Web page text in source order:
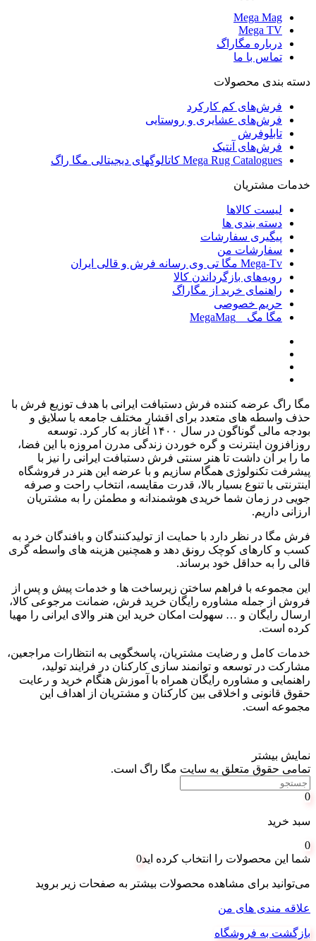
Mega Mag
Mega TV
درباره مگاراگ
تماس با ما
دسته بندی محصولات
فرش‌های کم کارکرد
فرش‌های عشایری و روستایی
تابلوفرش
فرش‌های آنتیک
Mega Rug Catalogues کاتالوگهای دیجیتالی مگا راگ
خدمات مشتریان
لیست کالاها
دسته بندی ها
پیگیری سفارشات
سفارشات من
Mega-Tv مگا تی وی رسانه فرش و قالی ایران
رویه‌های بازگرداندن کالا
راهنمای خرید از مگاراگ
حریم خصوصی
مگا مگ _ MegaMag
مگا راگ عرضه کننده فرش دستبافت ایرانی با هدف توزیع فرش با
حذف واسطه های متعدد برای اقشار مختلف جامعه با سلایق و
بودجه مالی گوناگون در سال
آغاز به کار کرد. توسعه
روزافزون اینترنت و گره خوردن زندگی مدرن امروزه با این فضا،
ما را بر آن داشت تا هنر سنتی فرش دستبافت ایرانی را نیز با
پیشرفت تکنولوژی همگام سازیم و با عرضه این هنر در فروشگاه
اینترنتی با تنوع بسیار بالا، قدرت مقایسه، انتخاب راحت و صرفه
جویی در زمان شما خریدی هوشمندانه و مطمئن را به مشتریان
ارزانی داریم.
فرش مگا در نظر دارد با حمایت از تولیدکنندگان و بافندگان خرد به
کسب و کارهای کوچک رونق دهد و همچنین هزینه های واسطه گری
قالی را به حداقل خود برساند.
این مجموعه با فراهم ساختن زیرساخت ها و خدمات پیش و پس از
فروش از جمله مشاوره رایگان خرید فرش، ضمانت مرجوعی کالا،
ارسال رایگان و … سهولت امکان خرید این هنر والای ایرانی را مهیا
کرده است.
خدمات کامل و رضایت مشتریان، پاسخگویی به انتظارات مراجعین،
مشارکت در توسعه و توانمند سازی کارکنان در فرایند تولید،
راهنمایی و مشاوره رایگان همراه با آموزش هنگام خرید و رعایت
حقوق قانونی و اخلاقی بین کارکنان و مشتریان از اهداف این
مجموعه است.
نمایش بیشتر
تمامی حقوق متعلق به سایت مگا راگ است.
0
سبد خرید
0
شما این محصولات را انتخاب کرده اید0
می‌توانید برای مشاهده محصولات بیشتر به صفحات زیر بروید
علاقه مندی های من
بازگشت به فروشگاه